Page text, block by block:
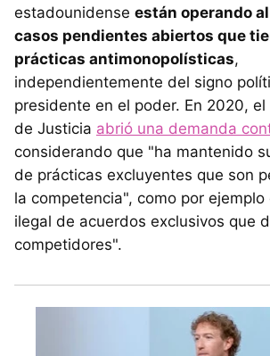
estadounidense están operando
casos pendientes abiertos que
prácticas antimonopolísticas,
independientemente del signo
presidente en el poder. En 2020,
de Justicia abrió una demanda
considerando que "ha mantenido
de prácticas excluyentes que son
la competencia", como por ejemplo
ilegal de acuerdos exclusivos que
competidores".